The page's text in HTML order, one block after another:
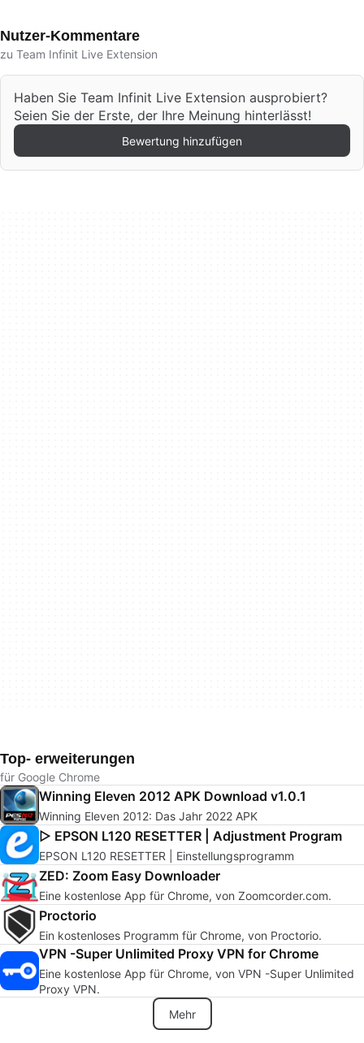
Nutzer-Kommentare
zu Team Infinit Live Extension
Haben Sie Team Infinit Live Extension ausprobiert?
Seien Sie der Erste, der Ihre Meinung hinterlässt!
Bewertung hinzufügen
Top- erweiterungen
für Google Chrome
Winning Eleven 2012 APK Download v1.0.1
Winning Eleven 2012: Das Jahr 2022 APK
▷ EPSON L120 RESETTER | Adjustment Program
EPSON L120 RESETTER | Einstellungsprogramm
ZED: Zoom Easy Downloader
Eine kostenlose App für Chrome, von Zoomcorder.com.
Proctorio
Ein kostenloses Programm für Chrome, von Proctorio.
VPN -Super Unlimited Proxy VPN for Chrome
Eine kostenlose App für Chrome, von VPN -Super Unlimited
Proxy VPN.
Mehr